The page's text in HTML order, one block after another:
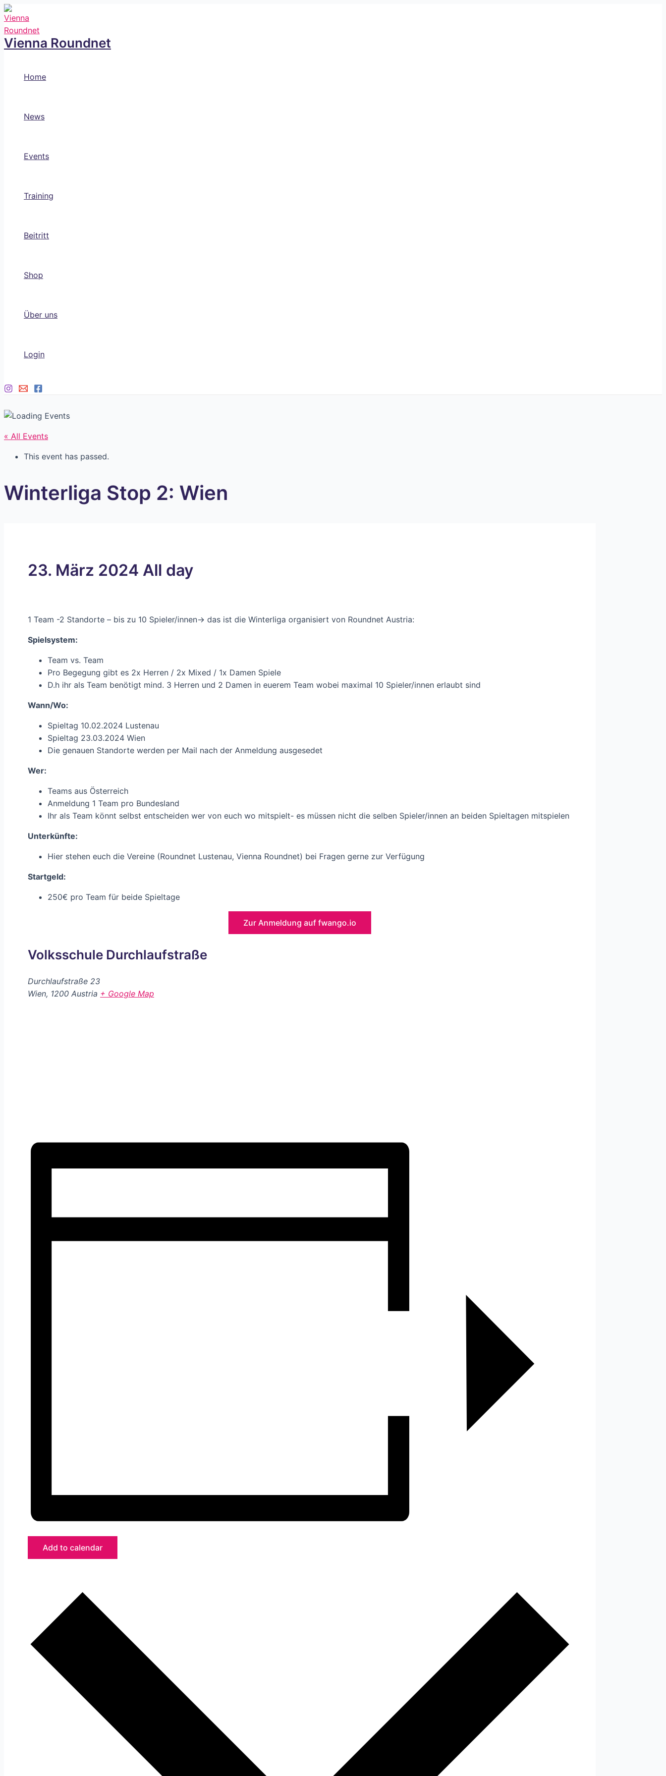
Skip
to
content
Vienna Roundnet
Home
News
Events
Training
Beitritt
Shop
Über uns
Login
« All Events
This event has passed.
Winterliga Stop 2: Wien
23. März 2024 All day
1 Team -2 Standorte – bis zu 10 Spieler/innen-> das ist die Winterliga organisiert von Roundnet Austria:
Spielsystem:
Team vs. Team
Pro Begegung gibt es 2x Herren / 2x Mixed / 1x Damen Spiele
D.h ihr als Team benötigt mind. 3 Herren und 2 Damen in euerem Team wobei maximal 10 Spieler/innen erlaubt sind
Wann/Wo:
Spieltag 10.02.2024 Lustenau
Spieltag 23.03.2024 Wien
Die genauen Standorte werden per Mail nach der Anmeldung ausgesedet
Wer:
Teams aus Österreich
Anmeldung 1 Team pro Bundesland
Ihr als Team könnt selbst entscheiden wer von euch wo mitspielt- es müssen nicht die selben Spieler/innen an beiden Spieltagen mitspielen
Unterkünfte:
Hier stehen euch die Vereine (Roundnet Lustenau, Vienna Roundnet) bei Fragen gerne zur Verfügung
Startgeld:
250€ pro Team für beide Spieltage
Zur Anmeldung auf fwango.io
Volksschule Durchlaufstraße
Durchlaufstraße 23
Wien, 1200 Austria + Google Map
Add to calendar